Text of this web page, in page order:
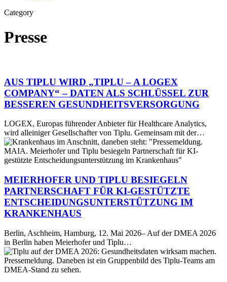
Category
Presse
wird
„Tiplu
–
a
Company“
–
Daten
als
Schlüssel
besseren
Gesundheitsversorgung
AUS TIPLU WIRD „TIPLU – A LOGEX
COMPANY“ – DATEN ALS SCHLÜSSEL ZUR
BESSEREN GESUNDHEITSVERSORGUNG
LOGEX, Europas führender Anbieter für Healthcare Analytics,
wird alleiniger Gesellschafter von Tiplu. Gemeinsam mit der…
Meierhofer
und
Tiplu
Partnerschaft
für
KI-
gestützte
Entscheidungsunterstützung
Krankenhaus
MEIERHOFER UND TIPLU BESIEGELN
PARTNERSCHAFT FÜR KI-GESTÜTZTE
ENTSCHEIDUNGSUNTERSTÜTZUNG IM
KRANKENHAUS
Berlin, Aschheim, Hamburg, 12. Mai 2026– Auf der DMEA 2026
in Berlin haben Meierhofer und Tiplu…
Tiplu
auf
der